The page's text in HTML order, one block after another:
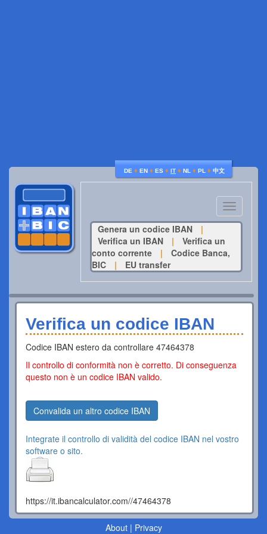
DE ♦ EN ♦ ES ♦ IT ♦ NL ♦ PL ♦ 中文
Toggle
navigation
Genera un codice IBAN
|
Verifica un IBAN
|
Verifica un
conto corrente
|
Codice Banca,
BIC
| EU transfer
Verifica un codice IBAN
Codice IBAN estero da controllare 47464378
Il controllo di conformità non è corretto. Di conseguenza
questo non è un codice IBAN valido.
Convalida un altro codice IBAN
Integrate il controllo di validità del codice IBAN nel vostro
software o sito.
https://it.ibancalculator.com//47464378
About| Privacy